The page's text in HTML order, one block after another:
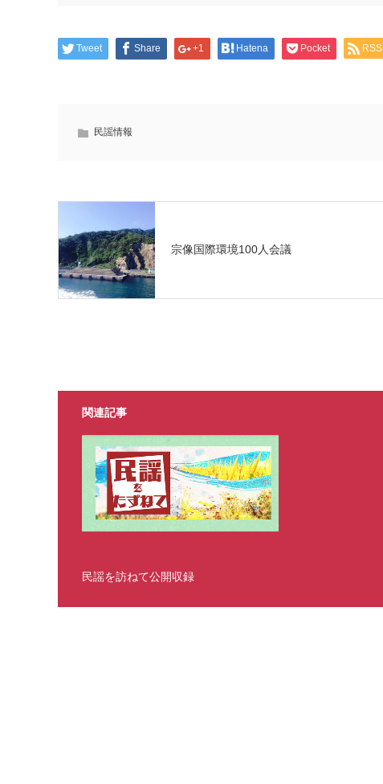
Tweet Share +1 Hatena Pocket RSS
民謡情報
宗像国際環境100人会議
関連記事
民謡を訪ねて公開収録